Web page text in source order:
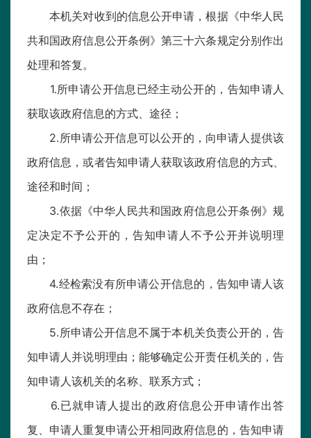
本机关对收到的信息公开申请，根据《中华人民
共和国政府信息公开条例》第三十六条规定分别作出
处理和答复。
1.所申请公开信息已经主动公开的，告知申请人
获取该政府信息的方式、途径；
2.所申请公开信息可以公开的，向申请人提供该
政府信息，或者告知申请人获取该政府信息的方式、
途径和时间；
3.依据《中华人民共和国政府信息公开条例》规
定决定不予公开的，告知申请人不予公开并说明理
由；
4.经检索没有所申请公开信息的，告知申请人该
政府信息不存在；
5.所申请公开信息不属于本机关负责公开的，告
知申请人并说明理由；能够确定公开责任机关的，告
知申请人该机关的名称、联系方式；
6.已就申请人提出的政府信息公开申请作出答
复、申请人重复申请公开相同政府信息的，告知申请